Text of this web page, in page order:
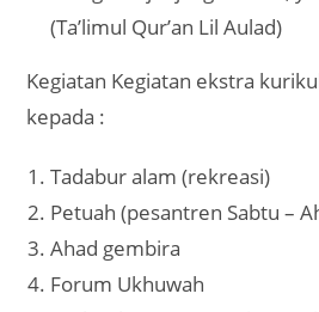
(Ta’limul Qur’an Lil Aulad)
Kegiatan Kegiatan ekstra
kepada :
Tadabur alam (rekreasi)
Petuah (pesantren Sabtu –
Ahad gembira
Forum Ukhuwah